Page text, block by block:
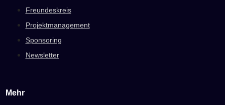
Freundeskreis
Projektmanagement
Sponsoring
Newsletter
Mehr